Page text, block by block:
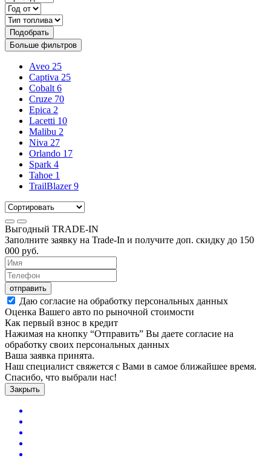
Подобрать
Больше фильтров
Aveo 25
Captiva 25
Cobalt 6
Cruze 70
Epica 2
Lacetti 10
Malibu 2
Niva 27
Orlando 17
Spark 4
Tahoe 1
TrailBlazer 9
Выгодный TRADE-IN
Заполните заявку на Trade-In и получите доп. скидку до 150
000 руб.
отправить
Даю согласие на обработку персональных данных
Оценка Вашего авто по рыночной стоимости
Как первый взнос в кредит
Нажимая на кнопку “Отправить” Вы даете согласие на
обработку своих персональных данных
Ваша заявка принята.
Наш специалист свяжется с Вами в самое ближайшее время.
Спасибо, что выбрали нас!
Закрыть